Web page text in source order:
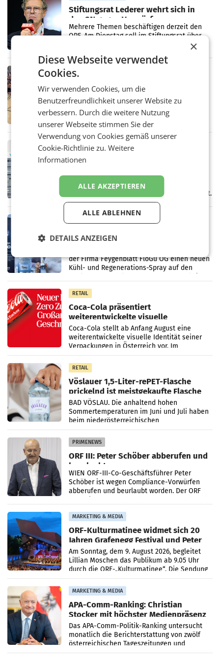
Stiftungsrat Lederer wehrt sich in
den SN gegen Vorwürfe
Mehrere Themen beschäftigen derzeit den
ORF. Am Dienstag soll im Stiftungsrat über
vorgeschlagenen Besetzungen für die
Direktionen abgestimmt werden.
RETAIL
Bipa unterstützt Bewegte Kids
Sommercamps im Osten Österreichs
Bereits zum zweiten Mal begleitet Bipa das
polysportive Sommersportcamp „Bewegte
Kids“. Während der Campwochen in den
Monaten Juli und August versorgt das
Unternehmen Kinder sowie
RETAIL
voestalpine verzeichnet solides
Der voestalpine-Konzern hat im 1. Quartal
des Geschäftsjahres 2026/27 (1. April bis 30.
Juni 2026) ein solides Ergebnis erwirtschaftet.
Der Umsatz stieg im Vergleich zur
Vorjahresperiode
Cool“ auf den Markt
der Firma Feygenblatt FloGu OG einen neuen
Kühl- und Regenerations-Spray auf den
RETAIL
Coca-Cola präsentiert
weiterentwickelte visuelle
Markenidentität
Coca-Cola stellt ab Anfang August eine
weiterentwickelte visuelle Identität seiner
Verpackungen in Österreich vor. Im
Mittelpunkt des Redesigns stehen zentrale
Gestaltungselemente
RETAIL
Vöslauer 1,5-Liter-rePET-Flasche
prickelnd ist meistgekaufte Flasche
Österreichs
BAD VÖSLAU. Die anhaltend hohen
Sommertemperaturen im Juni und Juli haben
beim niederösterreichischen
Getränkehersteller Vöslauer zu deutlichen
Absatzzuwächsen geführt. Während
PRIMENEWS
ORF III: Peter Schöber abberufen und
beurlaubt
WIEN ORF-III-Co-Geschäftsführer Peter
Schöber ist wegen Compliance-Vorwürfen
abberufen und beurlaubt worden. Der ORF
MARKETING & MEDIA
ORF-Kulturmatinee widmet sich 20
Jahren Grafenegg Festival und Peter
Simonischek
Am Sonntag, dem 9. August 2026, begleitet
Lillian Moschen das Publikum ab 9.05 Uhr
durch die ORF-„Kulturmatinee“. Die Sendung
startet mit der Dokumentation „20 Jahre
Grafenegg
MARKETING & MEDIA
APA-Comm-Ranking: Christian
Stocker mit höchster Medienpräsenz
im Juli
Das APA-Comm-Politik-Ranking untersucht
monatlich die Berichterstattung von zwölf
österreichischen Tageszeitungen und
analysiert, welche Politikerinnen und
×
Diese Webseite verwendet
Cookies.
Wir verwenden Cookies, um die
Benutzerfreundlichkeit unserer Website zu
verbessern. Durch die weitere Nutzung
unserer Webseite stimmen Sie der
Verwendung von Cookies gemäß unserer
Cookie-Richtlinie zu.Weitere
Informationen
ALLE AKZEPTIEREN
ALLE ABLEHNEN
DETAILS ANZEIGEN